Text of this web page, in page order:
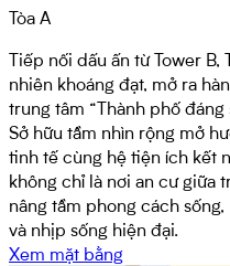
Tòa B
Khởi đầu hành trình của
hữu tầm nhìn tuyệt mỹ
nguồn năng lượng tuyệt vời
miên man giao hòa cùng
Mỗi căn hộ tại Tower B mở
thiên nhiên và phố thị
thức những trải nghiệm
Xem mặt bằng
Tòa A
Tiếp nối dấu ấn từ Tower B,
nhiên khoáng đạt, mở ra
trung tâm “Thành phố đáng
Sở hữu tầm nhìn rộng mở
tinh tế cùng hệ tiện ích kết
không chỉ là nơi an cư giữa
nâng tầm phong cách
và nhịp sống hiện đại.
Xem mặt bằng